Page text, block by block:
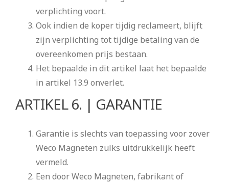
verplichting voort.
Ook indien de koper tijdig reclameert, blijft
zijn verplichting tot tijdige betaling van de
overeenkomen prijs bestaan.
Het bepaalde in dit artikel laat het bepaalde
in artikel 13.9 onverlet.
ARTIKEL 6. | GARANTIE
Garantie is slechts van toepassing voor zover
Weco Magneten zulks uitdrukkelijk heeft
vermeld.
Een door Weco Magneten, fabrikant of